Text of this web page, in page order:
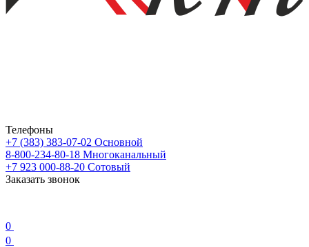
Телефоны
+7 (383) 383-07-02 Основной
8-800-234-80-18 Многоканальный
+7 923 000-88-20 Сотовый
Заказать звонок
0
0